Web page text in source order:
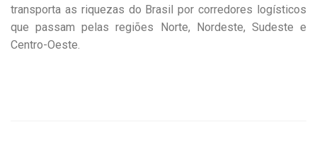
transporta as riquezas do Brasil por corredores logísticos
que passam pelas regiões Norte, Nordeste, Sudeste e
Centro-Oeste.